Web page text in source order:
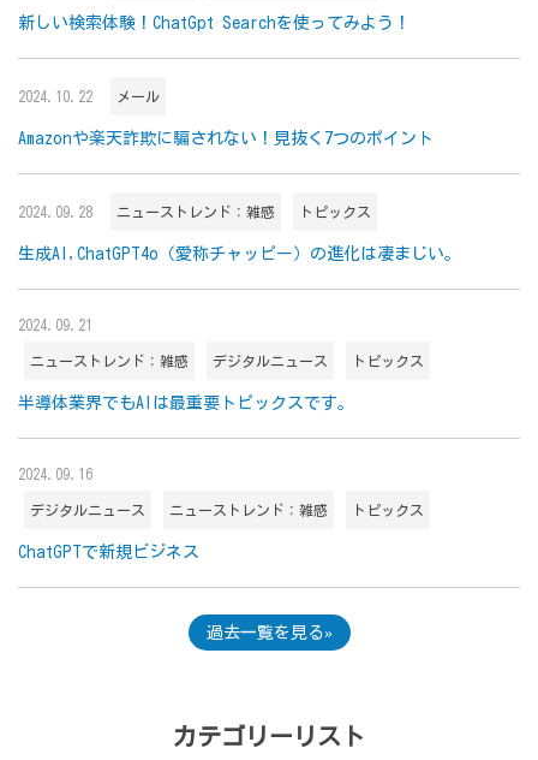
新しい検索体験！ChatGpt Searchを使ってみよう！
2024.10.22 メール
Amazonや楽天詐欺に騙されない！見抜く7つのポイント
2024.09.28 ニューストレンド：雑感 トピックス
生成AI,ChatGPT4o（愛称チャッピー）の進化は凄まじい。
2024.09.21
ニューストレンド：雑感 デジタルニュース トピックス
半導体業界でもAIは最重要トピックスです。
2024.09.16
デジタルニュース ニューストレンド：雑感 トピックス
ChatGPTで新規ビジネス
過去一覧を見る
カテゴリーリスト